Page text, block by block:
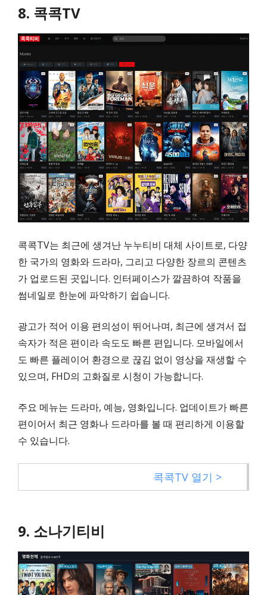
8. 콕콕TV
콕콕TV는 최근에 생겨난 누누티비 대체 사이트로, 다양
한 국가의 영화와 드라마, 그리고 다양한 장르의 콘텐츠
가 업로드된 곳입니다. 인터페이스가 깔끔하여 작품을
썸네일로 한눈에 파악하기 쉽습니다.
광고가 적어 이용 편의성이 뛰어나며, 최근에 생겨서 접
속자가 적은 편이라 속도도 빠른 편입니다. 모바일에서
도 빠른 플레이어 환경으로 끊김 없이 영상을 재생할 수
있으며, FHD의 고화질로 시청이 가능합니다.
주요 메뉴는 드라마, 예능, 영화입니다. 업데이트가 빠른
편이어서 최근 영화나 드라마를 볼 때 편리하게 이용할
수 있습니다.
콕콕TV 열기 >
9. 소나기티비